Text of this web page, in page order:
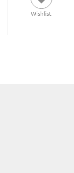
Wishlist